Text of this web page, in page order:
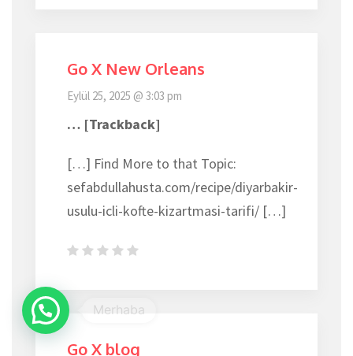
Go X New Orleans
Eylül 25, 2025 @ 3:03 pm
… [Trackback]
[…] Find More to that Topic:
sefabdullahusta.com/recipe/diyarbakir-
usulu-icli-kofte-kizartmasi-tarifi/ […]
Go X blog